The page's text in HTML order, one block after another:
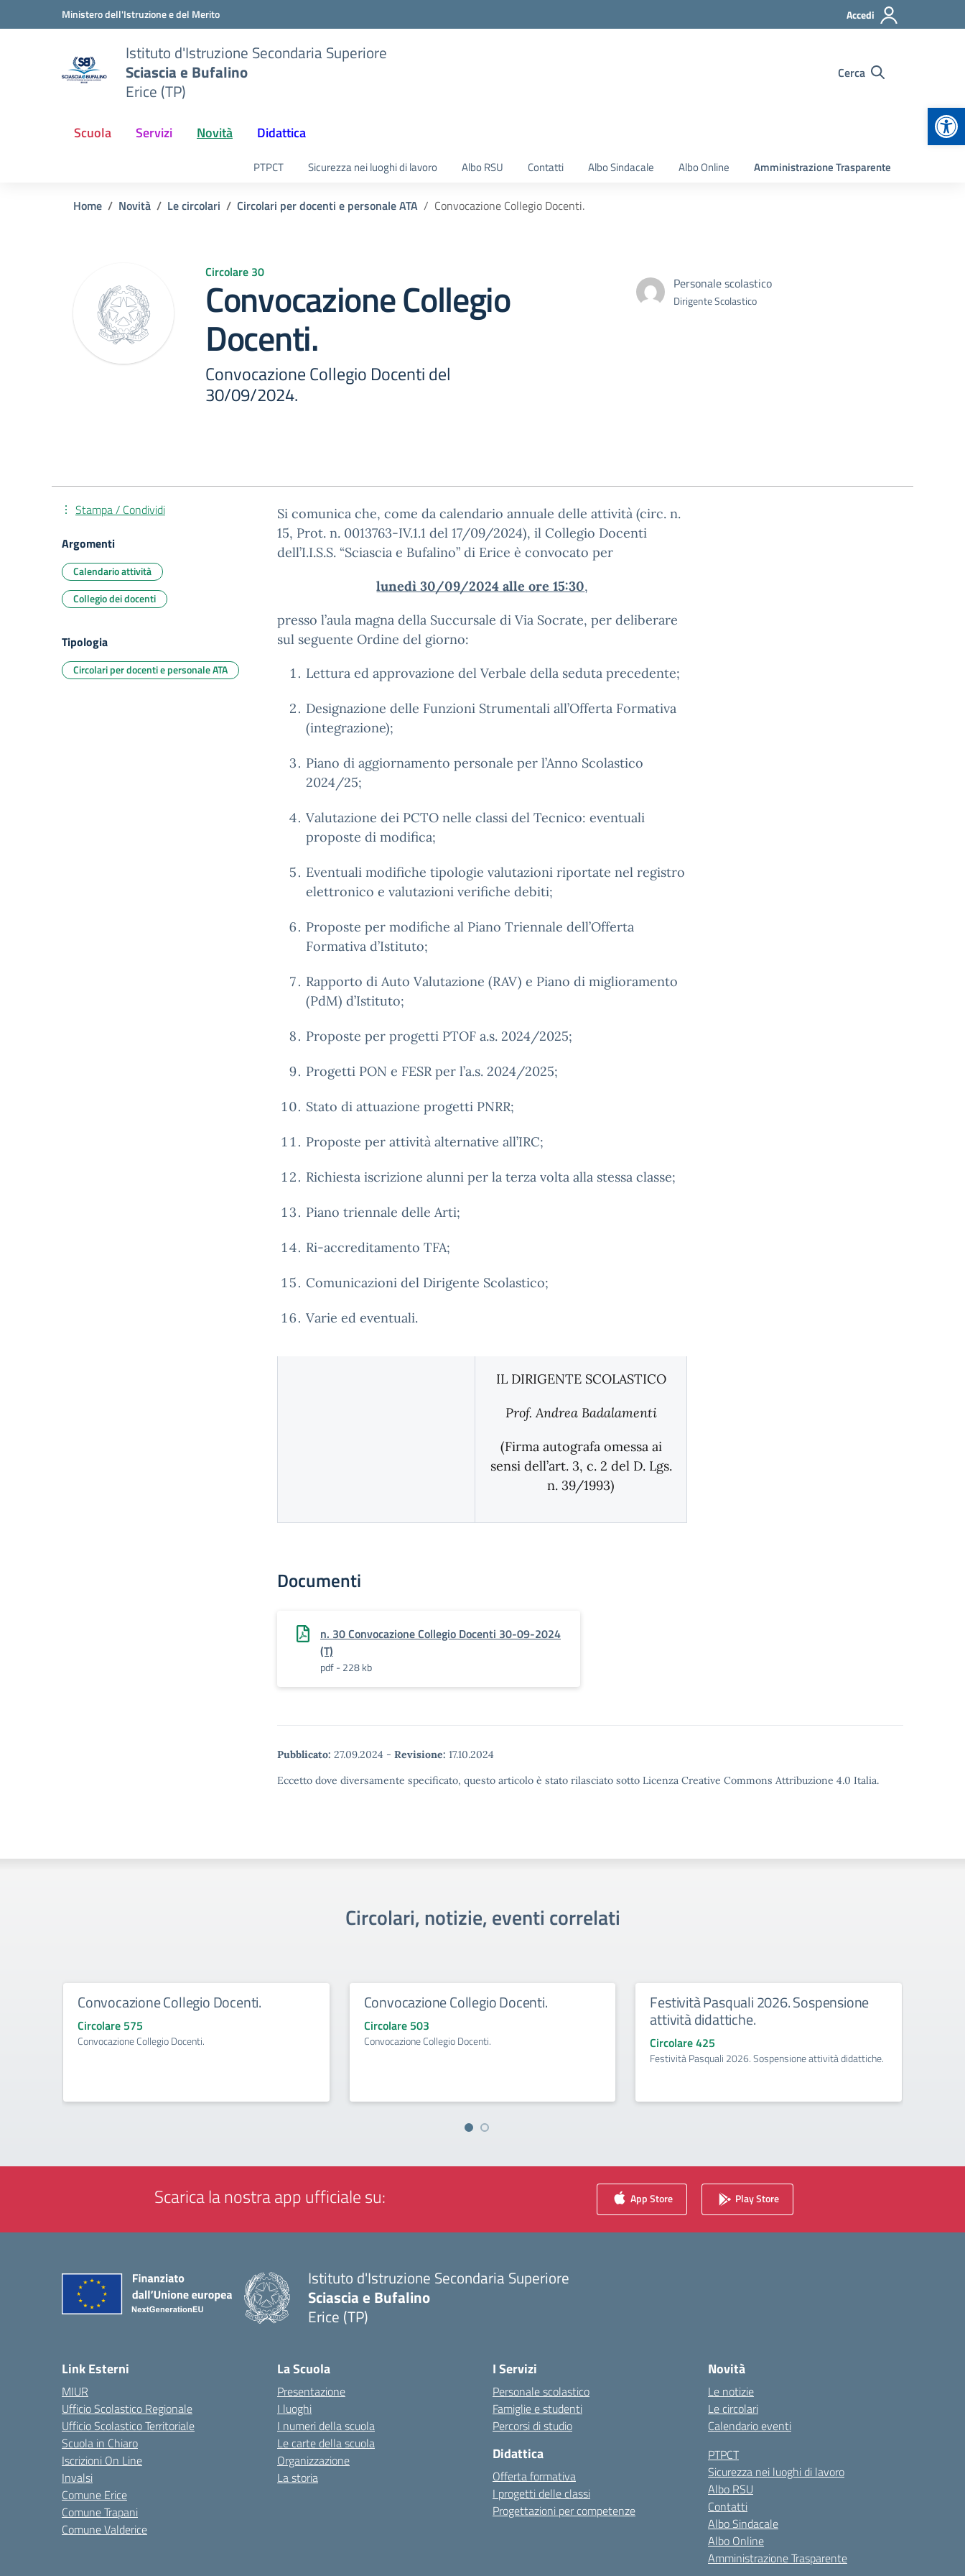
Vai ai contenuti
Vai al menu di navigazioneMinistero dell'Istruzione e del Merito Accedi
Istituto d'Istruzione Secondaria Superiore
Sciascia e Bufalino
Erice (TP)
Cerca
Scuola Servizi Novità Didattica
PTPCT Sicurezza nei luoghi di lavoro Albo RSU Contatti Albo Sindacale Albo Online Amministrazione Trasparente
Home Novità Le circolari Circolari per docenti e personale ATA Convocazione Collegio Docenti.
Circolare 30
Convocazione Collegio
Docenti.
Convocazione Collegio Docenti del
30/09/2024.
Personale scolastico
Dirigente Scolastico
Si comunica che, come da calendario annuale delle attività (circ. n.
15, Prot. n. 0013763-IV.1.1 del 17/09/2024), il Collegio Docenti
dell’I.I.S.S. “Sciascia e Bufalino” di Erice è convocato per
lunedì 30/09/2024 alle ore 15:30,
presso l’aula magna della Succursale di Via Socrate, per deliberare
sul seguente Ordine del giorno:
Lettura ed approvazione del Verbale della seduta precedente;
Designazione delle Funzioni Strumentali all’Offerta Formativa
(integrazione);
Piano di aggiornamento personale per l’Anno Scolastico
2024/25;
Valutazione dei PCTO nelle classi del Tecnico: eventuali
proposte di modifica;
Eventuali modifiche tipologie valutazioni riportate nel registro
elettronico e valutazioni verifiche debiti;
Proposte per modifiche al Piano Triennale dell’Offerta
Formativa d’Istituto;
Rapporto di Auto Valutazione (RAV) e Piano di miglioramento
(PdM) d’Istituto;
Proposte per progetti PTOF a.s. 2024/2025;
Progetti PON e FESR per l’a.s. 2024/2025;
Stato di attuazione progetti PNRR;
Proposte per attività alternative all’IRC;
Richiesta iscrizione alunni per la terza volta alla stessa classe;
Piano triennale delle Arti;
Ri-accreditamento TFA;
Comunicazioni del Dirigente Scolastico;
Varie ed eventuali.
IL DIRIGENTE SCOLASTICO
Prof. Andrea Badalamenti
(Firma autografa omessa ai
sensi dell’art. 3, c. 2 del D. Lgs.
n. 39/1993)
Documenti
n. 30 Convocazione Collegio Docenti 30-09-2024
(T)
pdf - 228 kb
Pubblicato: 27.09.2024 - Revisione: 17.10.2024
Eccetto dove diversamente specificato, questo articolo è stato rilasciato sotto Licenza Creative Commons Attribuzione 4.0 Italia.
Stampa / Condividi
Argomenti
Calendario attività
Collegio dei docenti
Tipologia
Circolari per docenti e personale ATA
Circolari, notizie, eventi correlati
Convocazione Collegio Docenti.
Circolare 575
Convocazione Collegio Docenti.
Convocazione Collegio Docenti.
Circolare 503
Convocazione Collegio Docenti.
Festività Pasquali 2026. Sospensione
attività didattiche.
Circolare 425
Festività Pasquali 2026. Sospensione attività didattiche.
Scarica la nostra app ufficiale su: App Store Play Store
Istituto d'Istruzione Secondaria Superiore
Sciascia e Bufalino
Erice (TP)
Link Esterni
MIUR
Ufficio Scolastico Regionale
Ufficio Scolastico Territoriale
Scuola in Chiaro
Iscrizioni On Line
Invalsi
Comune Erice
Comune Trapani
Comune Valderice
La Scuola
Presentazione
I luoghi
I numeri della scuola
Le carte della scuola
Organizzazione
La storia
I Servizi
Personale scolastico
Famiglie e studenti
Percorsi di studio
Didattica
Offerta formativa
I progetti delle classi
Progettazioni per competenze
Novità
Le notizie
Le circolari
Calendario eventi
PTPCT
Sicurezza nei luoghi di lavoro
Albo RSU
Contatti
Albo Sindacale
Albo Online
Amministrazione Trasparente